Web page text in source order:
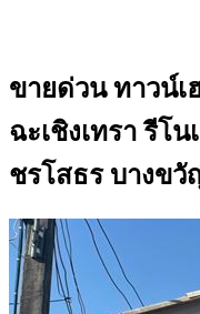
ขายด่วน ทาวน์เ
ฉะเชิงเทรา รีโ
ชรโสธร บางขวั